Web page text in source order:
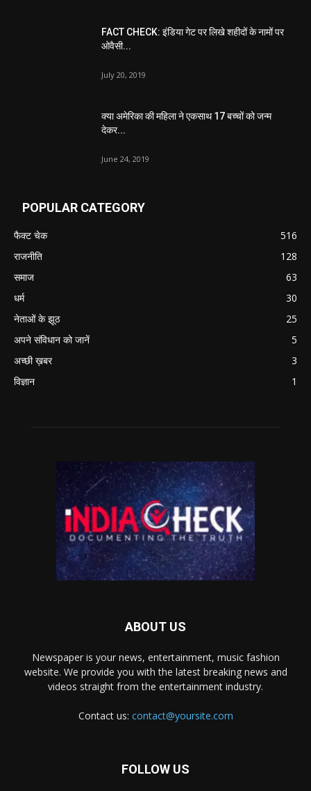
FACT CHECK: इंडिया गेट पर लिखे शहीदों के नामों पर
ओवैसी...
July 20, 2019
क्या अमेरिका की महिला ने एकसाथ 17 बच्चों को जन्म
देकर...
June 24, 2019
POPULAR CATEGORY
फैक्ट चेक
516
राजनीति
128
समाज
63
धर्म
30
नेताओं के झूठ
25
अपने संविधान को जानें
5
अच्छी ख़बर
3
विज्ञान
1
ABOUT US
Newspaper is your news, entertainment, music fashion
website. We provide you with the latest breaking news and
videos straight from the entertainment industry.
Contact us: contact@yoursite.com
FOLLOW US